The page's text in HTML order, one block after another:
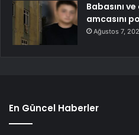
Babasını
amcasını
Ağustos 7,
En Güncel Haberler